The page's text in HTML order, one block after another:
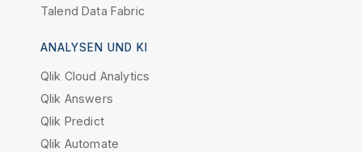
Talend Data Fabric
ANALYSEN UND KI
Qlik Cloud Analytics
Qlik Answers
Qlik Predict
Qlik Automate